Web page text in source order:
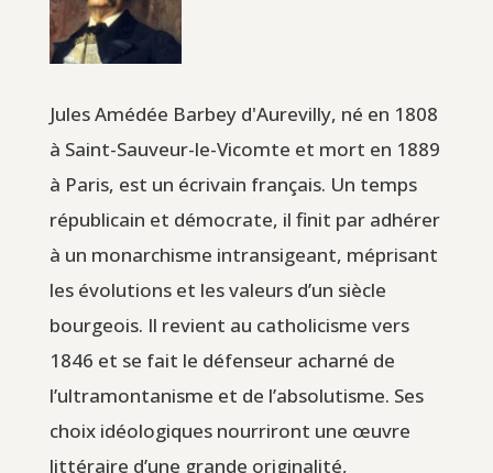
Jules Amédée Barbey d'Aurevilly, né en 1808
à Saint-Sauveur-le-Vicomte et mort en 1889
à Paris, est un écrivain français. Un temps
républicain et démocrate, il finit par adhérer
à un monarchisme intransigeant, méprisant
les évolutions et les valeurs d’un siècle
bourgeois. Il revient au catholicisme vers
1846 et se fait le défenseur acharné de
l’ultramontanisme et de l’absolutisme. Ses
choix idéologiques nourriront une œuvre
littéraire d’une grande originalité,